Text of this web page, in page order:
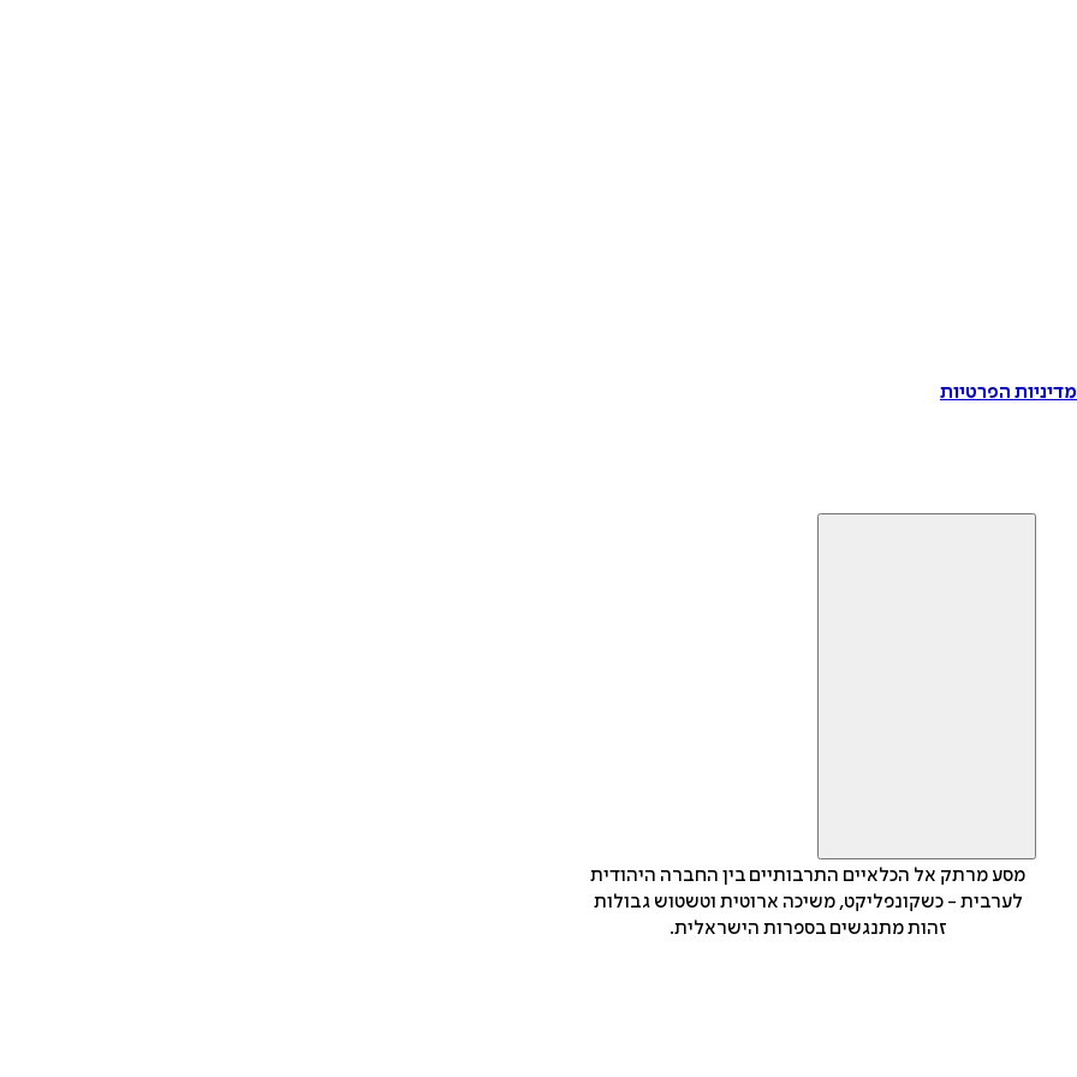
הפרטיות
מסע מרתק אל הכלאיים התרבותיים בין החברה היהודית
לערבית - כשקונפליקט, משיכה ארוטית וטשטוש גבולות
זהות מתנגשים בספרות הישראלית.